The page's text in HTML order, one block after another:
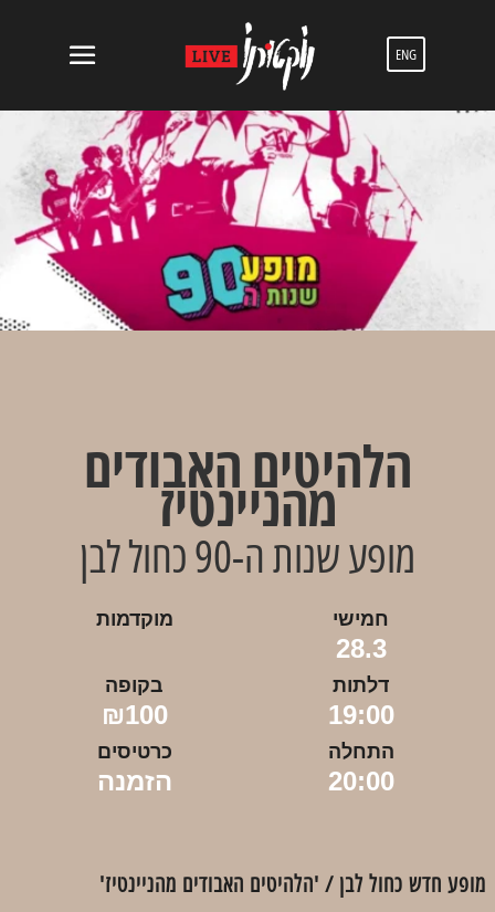
ENG
הלהיטים האבודים
מהניינטיז
מופע שנות ה-90 כחול לבן
חמישי
28.3
מוקדמות
דלתות
19:00
בקופה
₪100
התחלה
20:00
כרטיסים
הזמנה
מופע חדש כחול לבן / 'הלהיטים האבודים מהניינטיז'